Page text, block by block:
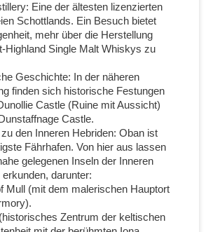
Eine der ältesten lizenzierten
Schottlands. Ein Besuch bietet
mehr über die Herstellung
Highland Single Malt Whiskys zu
Geschichte: In der näheren
finden sich historische Festungen
Castle (Ruine mit Aussicht)
Castle.
den Inneren Hebriden: Oban ist
Fährhafen. Von hier aus lassen
gelegenen Inseln der Inneren
erkunden, darunter:
Mull (mit dem malerischen Hauptort
Zentrum der keltischen